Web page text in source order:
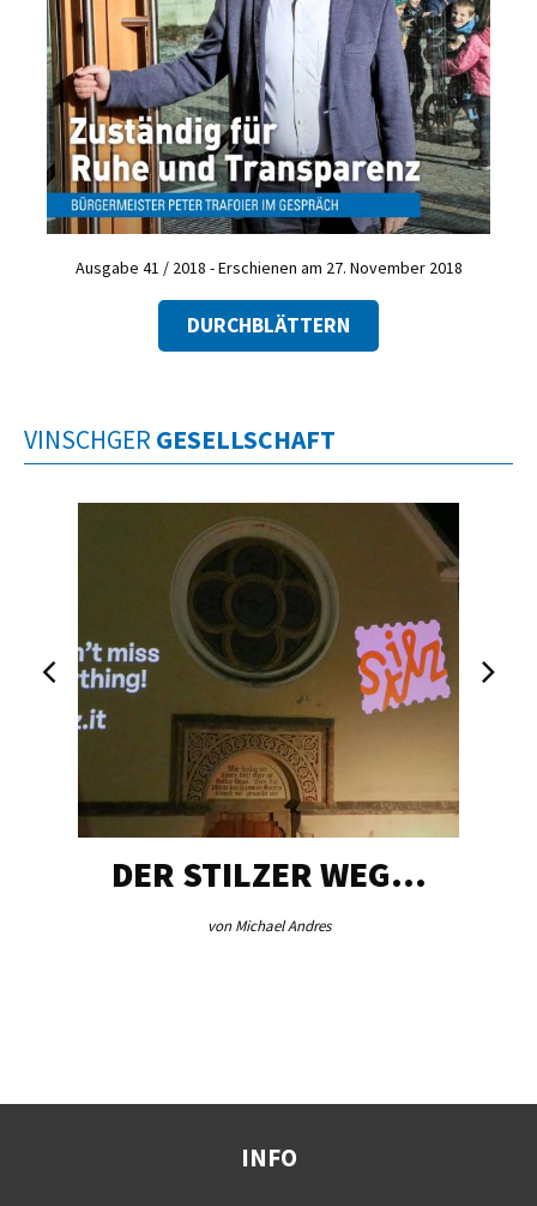
Ausgabe 41 / 2018 - Erschienen am 27. November 2018
DURCHBLÄTTERN
VINSCHGER GESELLSCHAFT
DER STILZER WEG…
von Michael Andres
INFO